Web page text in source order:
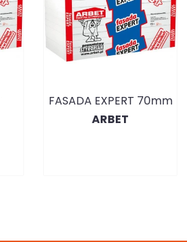
FASADA EXPERT 70mm
ARBET